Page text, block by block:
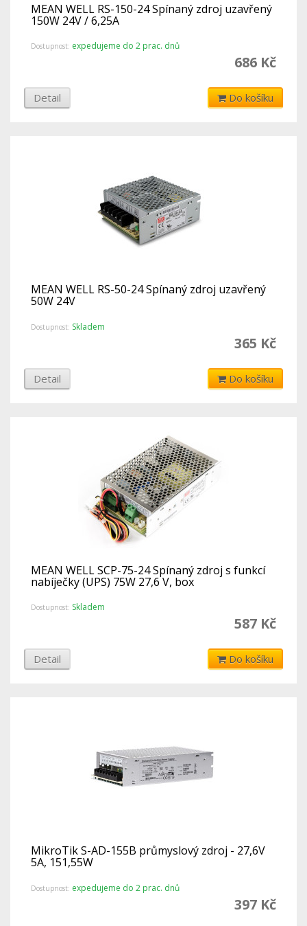
MEAN WELL RS-150-24 Spínaný zdroj uzavřený
150W 24V / 6,25A
Dostupnost: expedujeme do 2 prac. dnů
686 Kč
Detail Do košíku
MEAN WELL RS-50-24 Spínaný zdroj uzavřený
50W 24V
Dostupnost: Skladem
365 Kč
Detail Do košíku
MEAN WELL SCP-75-24 Spínaný zdroj s funkcí
nabíječky (UPS) 75W 27,6 V, box
Dostupnost: Skladem
587 Kč
Detail Do košíku
MikroTik S-AD-155B průmyslový zdroj - 27,6V
5A, 151,55W
Dostupnost: expedujeme do 2 prac. dnů
397 Kč